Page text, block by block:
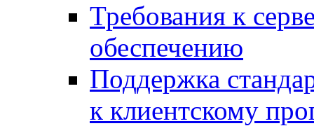
Требования к
обеспечению
Поддержка
к клиентскому